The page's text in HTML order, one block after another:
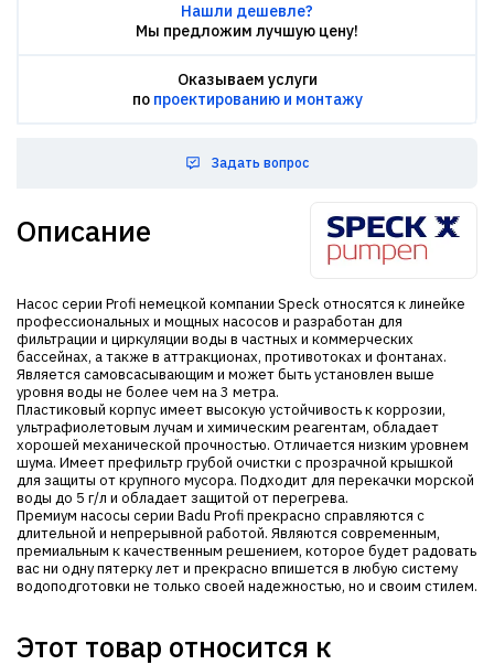
Нашли дешевле?
Мы предложим лучшую цену!
Оказываем услуги
по проектированию и монтажу
Задать вопрос
Описание
Насос серии Profi немецкой компании Speck относятся к линейке
профессиональных и мощных насосов и разработан для
фильтрации и циркуляции воды в частных и коммерческих
бассейнах, а также в аттракционах, противотоках и фонтанах.
Является самовсасывающим и может быть установлен выше
уровня воды не более чем на 3 метра.
Пластиковый корпус имеет высокую устойчивость к коррозии,
ультрафиолетовым лучам и химическим реагентам, обладает
хорошей механической прочностью. Отличается низким уровнем
шума. Имеет префильтр грубой очистки с прозрачной крышкой
для защиты от крупного мусора. Подходит для перекачки морской
воды до 5 г/л и обладает защитой от перегрева.
Премиум насосы серии Badu Profi прекрасно справляются с
длительной и непрерывной работой. Являются современным,
премиальным к качественным решением, которое будет радовать
вас ни одну пятерку лет и прекрасно впишется в любую систему
водоподготовки не только своей надежностью, но и своим стилем.
Этот товар относится к